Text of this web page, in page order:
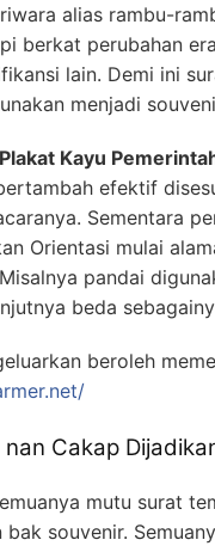
alias rambu-
berkat perubahan
lain. Demi ini
menjadi
Kayu
efektif
Sementara
Orientasi mulai
pandai
beda
beroleh
Cakap
mutu surat
souvenir.